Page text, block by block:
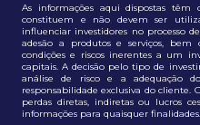
As informações aqui dispostas
constituem e não devem ser
influenciar investidores no processo
adesão a produtos e serviços,
condições e riscos inerentes a um
capitais. A decisão pelo tipo de
análise de risco e a adequação
responsabilidade exclusiva do cliente.
perdas diretas, indiretas ou lucros
informações para quaisquer finalidades.